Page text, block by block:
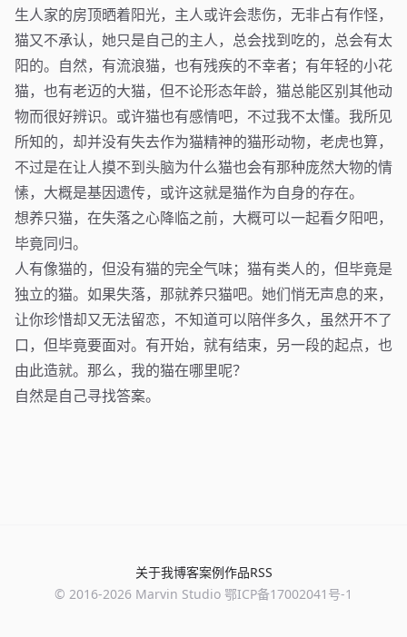
生人家的房顶晒着阳光，主人或许会悲伤，无非占有作怪，
猫又不承认，她只是自己的主人，总会找到吃的，总会有太
阳的。自然，有流浪猫，也有残疾的不幸者；有年轻的小花
猫，也有老迈的大猫，但不论形态年龄，猫总能区别其他动
物而很好辨识。或许猫也有感情吧，不过我不太懂。我所见
所知的，却并没有失去作为猫精神的猫形动物，老虎也算，
不过是在让人摸不到头脑为什么猫也会有那种庞然大物的情
愫，大概是基因遗传，或许这就是猫作为自身的存在。
想养只猫，在失落之心降临之前，大概可以一起看夕阳吧，
毕竟同归。
人有像猫的，但没有猫的完全气味；猫有类人的，但毕竟是
独立的猫。如果失落，那就养只猫吧。她们悄无声息的来，
让你珍惜却又无法留恋，不知道可以陪伴多久，虽然开不了
口，但毕竟要面对。有开始，就有结束，另一段的起点，也
由此造就。那么，我的猫在哪里呢？
自然是自己寻找答案。
关于我博客案例作品RSS
© 2016-2026 Marvin Studio 鄂ICP备17002041号-1